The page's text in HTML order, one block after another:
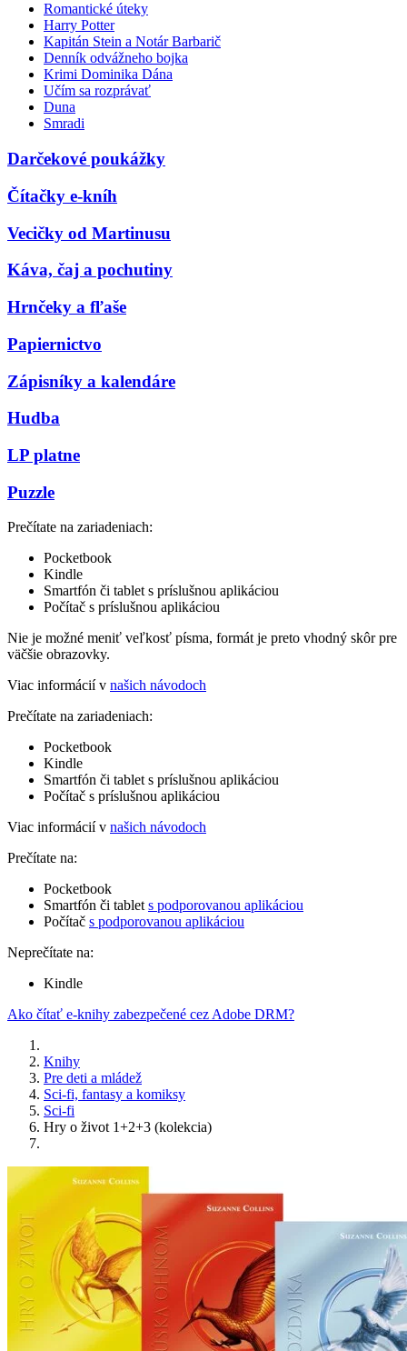
Romantické úteky
Harry Potter
Kapitán Stein a Notár Barbarič
Denník odvážneho bojka
Krimi Dominika Dána
Učím sa rozprávať
Duna
Smradi
Darčekové poukážky
Čítačky e-kníh
Vecičky od Martinusu
Káva, čaj a pochutiny
Hrnčeky a fľaše
Papiernictvo
Zápisníky a kalendáre
Hudba
LP platne
Puzzle
Prečítate na zariadeniach:
Pocketbook
Kindle
Smartfón či tablet s príslušnou aplikáciou
Počítač s príslušnou aplikáciou
Nie je možné meniť veľkosť písma, formát je preto vhodný skôr pre
väčšie obrazovky.
Viac informácií v našich návodoch
Prečítate na zariadeniach:
Pocketbook
Kindle
Smartfón či tablet s príslušnou aplikáciou
Počítač s príslušnou aplikáciou
Viac informácií v našich návodoch
Prečítate na:
Pocketbook
Smartfón či tablet s podporovanou aplikáciou
Počítač s podporovanou aplikáciou
Neprečítate na:
Kindle
Ako čítať e-knihy zabezpečené cez Adobe DRM?
Knihy
Pre deti a mládež
Sci-fi, fantasy a komiksy
Sci-fi
Hry o život 1+2+3 (kolekcia)